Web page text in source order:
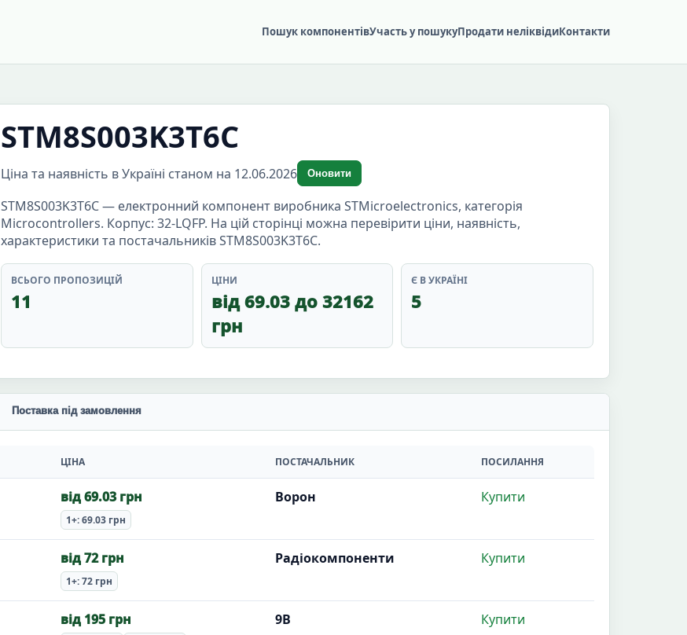
Пошук компонентівУчасть у пошукуПродати неліквідиКонтакти
STM8S003K3T6C
Ціна та наявність в Україні станом на 12.06.2026 Оновити
STM8S003K3T6C — електронний компонент виробника STMicroelectronics, категорія
Microcontrollers. Корпус: 32-LQFP. На цій сторінці можна перевірити ціни, наявність,
характеристики та постачальників STM8S003K3T6C.
ВСЬОГО ПРОПОЗИЦІЙ
11
ЦІНИ
від 69.03 до 32162
грн
Є В УКРАЇНІ
5
Поставка під замовлення
ЦІНА ПОСТАЧАЛЬНИК ПОСИЛАННЯ
від 69.03 грн
1+: 69.03 грн
Ворон Купити
від 72 грн
1+: 72 грн
Радіокомпоненти Купити
від 195 грн 9В Купити